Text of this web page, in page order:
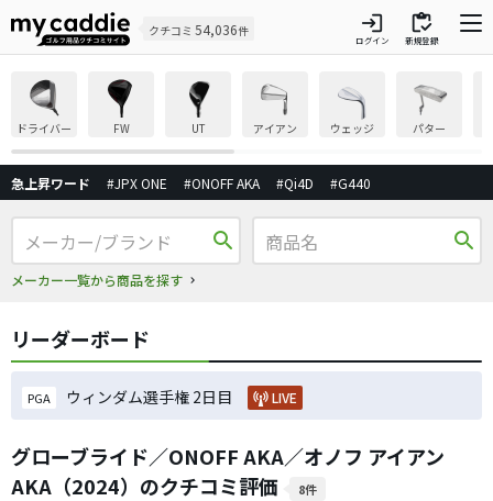
クチコミ 54,036件 login
ログイン
inventory
新規登録
ドライバー FW UT アイアン ウェッジ パター
急上昇ワード #JPX ONE #ONOFF AKA #Qi4D #G440
search
メーカー一覧から商品を探す
search
リーダーボード
PGA ウィンダム選手権 2日目 LIVE
グローブライド／ONOFF AKA／オノフ アイアン
AKA（2024）のクチコミ評価
8件